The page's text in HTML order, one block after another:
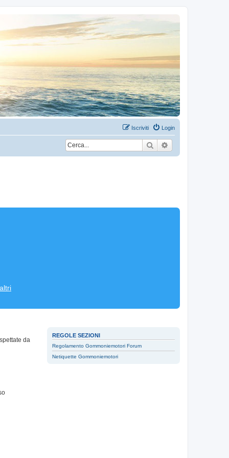
Login
Iscriviti
Cerca
REGOLE SEZIONI
Regolamento Gommoniemotori Forum
Netiquette Gommoniemotori
da